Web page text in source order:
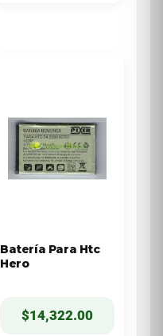
Batería Para Htc
Hero
$14,322.00